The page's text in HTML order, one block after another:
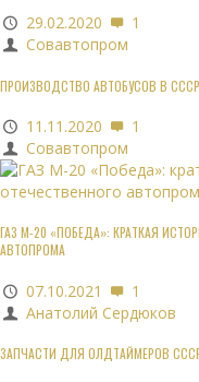
29.02.2020
1
Совавтопром
ПРОИЗВОДСТВО АВТОБУСОВ В СССР
11.11.2020
1
Совавтопром
ГАЗ М-20 «ПОБЕДА»: КРАТКАЯ
АВТОПРОМА
07.10.2021
1
Анатолий Сердюков
ЗАПЧАСТИ ДЛЯ ОЛДТАЙМЕРОВ